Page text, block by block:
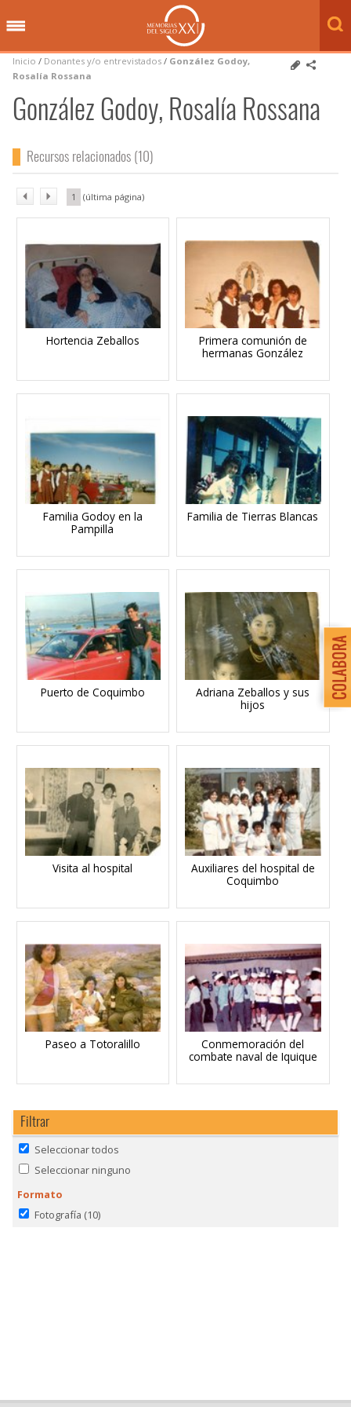
Inicio / Donantes y/o entrevistados / González Godoy,
Rosalía Rossana
González Godoy, Rosalía Rossana
Recursos relacionados (10)
Hortencia Zeballos
Primera comunión de
hermanas González
Familia Godoy en la
Pampilla
Familia de Tierras Blancas
Puerto de Coquimbo
Adriana Zeballos y sus
hijos
Visita al hospital
Auxiliares del hospital de
Coquimbo
Paseo a Totoralillo
Conmemoración del
combate naval de Iquique
1
Filtrar
Seleccionar todos
Seleccionar ninguno
Formato
Fotografía (10)